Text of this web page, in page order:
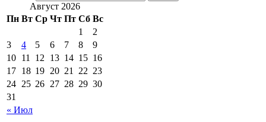
Август 2026
Пн Вт Ср Чт Пт Сб Вс
« Июл
1
2
3
4 5 6 7 8
9
10 11 12 13 14 15 16
17 18 19 20 21 22 23
24 25 26 27 28 29 30
31